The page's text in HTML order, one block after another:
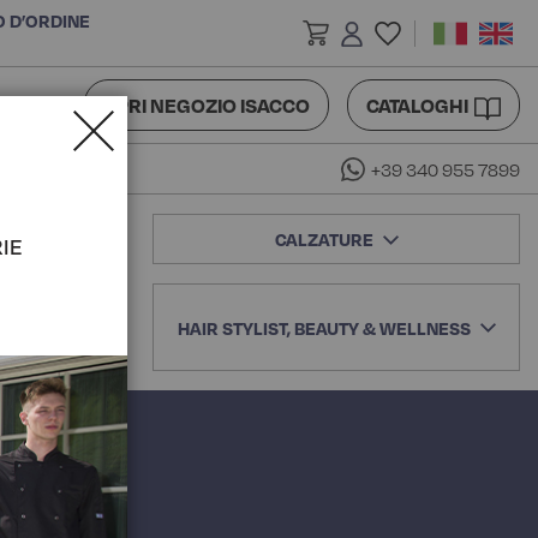
APRI NEGOZIO ISACCO CATALOGHI
+39 340 955 7899
CALZATURE
HAIR STYLIST, BEAUTY & WELLNESS